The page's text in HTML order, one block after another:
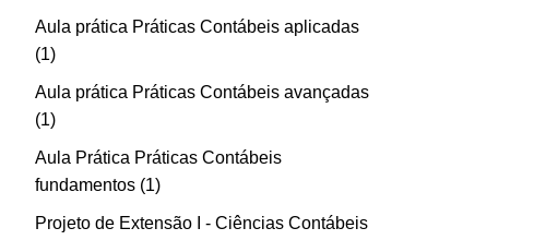
Aula prática Práticas Contábeis aplicadas
1
Aula prática Práticas Contábeis avançadas
1
Aula Prática Práticas Contábeis
fundamentos 1
Projeto de Extensão I - Ciências Contábeis